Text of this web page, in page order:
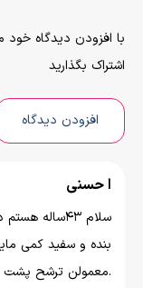
با افزودن دیدگاه خود
اشتراک بگذارید
افزودن دیدگاه
ا حسنی
سلام ۴۳ساله
بنده و سفید کمی
.معمولن ترشح پشت